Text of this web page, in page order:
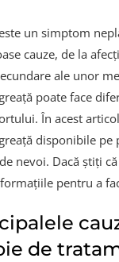
un simptom
cauze, de la
ale unor
poate face
În acest
disponibile pe
nevoi. Dacă știți
pentru a
de